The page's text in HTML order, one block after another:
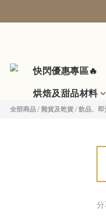
快閃優惠專區🔥
烘焙及甜品材料
全部商品/雜貨及乾貨/飲品、